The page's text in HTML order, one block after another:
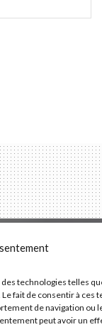
technologies telles
fait de consentir à ces
de navigation ou
peut avoir un